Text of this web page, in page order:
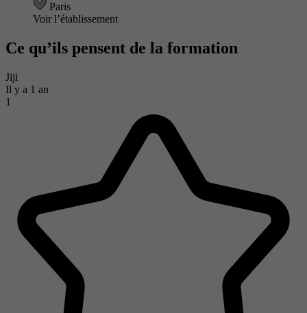
Paris
Voir l’établissement
Ce qu’ils pensent de la formation
Jiji
Il y a 1 an
1